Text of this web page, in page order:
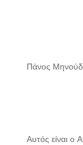
Πάνος
Αυτός είναι